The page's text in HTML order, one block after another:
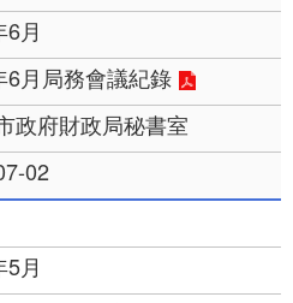
月
6月局務會議紀錄
政府財政局秘書室
02
月